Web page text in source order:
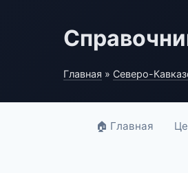
Главная » Северо-
🏠 Главная